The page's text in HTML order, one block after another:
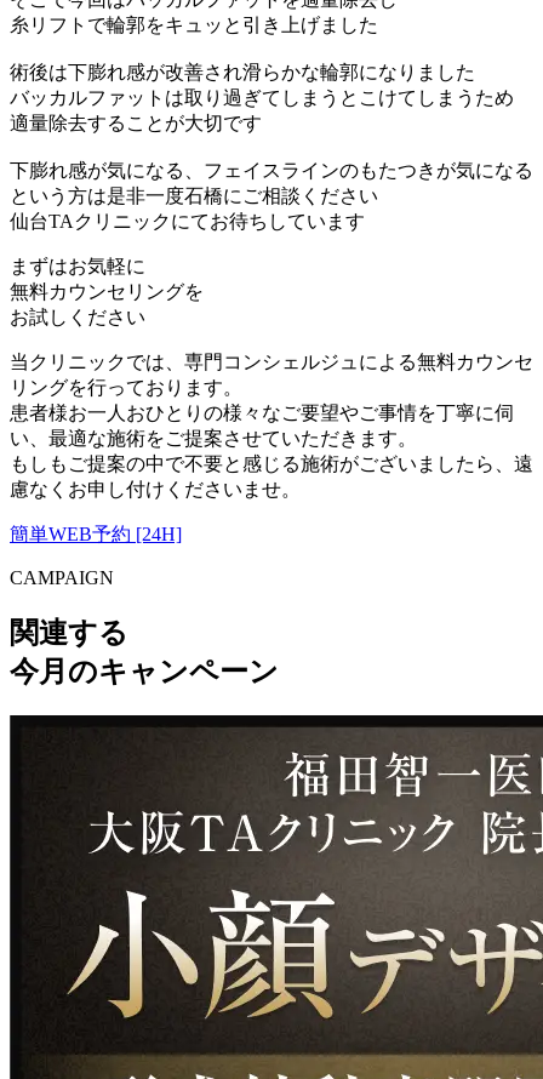
糸リフトで輪郭をキュッと引き上げました
術後は下膨れ感が改善され滑らかな輪郭になりました
バッカルファットは取り過ぎてしまうとこけてしまうため
適量除去することが大切です
下膨れ感が気になる、フェイスラインのもたつきが気になる
という方は是非一度石橋にご相談ください
仙台TAクリニックにてお待ちしています
まずはお気軽に
無料カウンセリングを
お試しください
当クリニックでは、専門コンシェルジュによる無料カウンセ
リングを行っております。
患者様お一人おひとりの様々なご要望やご事情を丁寧に伺
い、最適な施術をご提案させていただきます。
もしもご提案の中で不要と感じる施術がございましたら、遠
慮なくお申し付けくださいませ。
簡単WEB予約 [24H]
CAMPAIGN
関連する
今月のキャンペーン